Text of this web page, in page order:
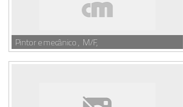
Pintor e mecânico , M/F,